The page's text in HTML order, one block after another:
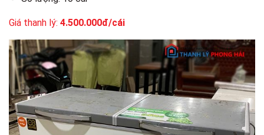
Giá thanh lý: 4.500.000đ/cái